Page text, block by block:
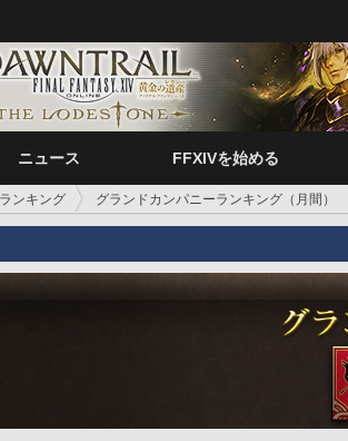
ニュース FFXIVを始める
ランキング グランドカンパニーランキング（月間）